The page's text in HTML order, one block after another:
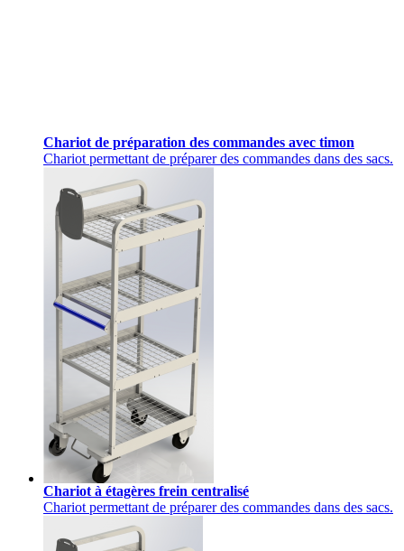
Chariot de préparation des commandes avec timon
Chariot permettant de préparer des commandes dans des sacs.
Chariot à étagères frein centralisé
Chariot permettant de préparer des commandes dans des sacs.